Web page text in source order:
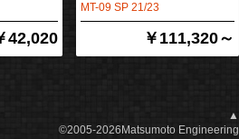
42,020
MT-09 SP 21/23
￥111,320～
▲
©2005-2026Matsumoto Engineering